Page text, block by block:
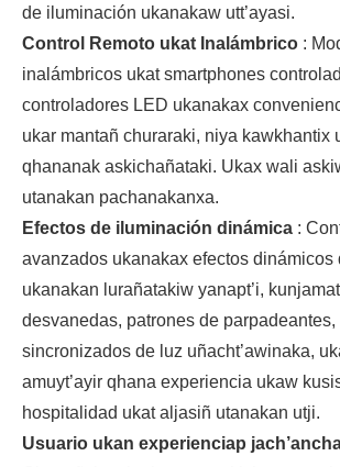
de iluminación ukanakaw utt’ayasi.
Control Remoto ukat Inalámbrico :
inalámbricos ukat smartphones
controladores LED ukanakax
ukar mantañ churaraki, niya kawkhantix
qhananak askichañataki. Ukax wali
utanakan pachanakanxa.
Efectos de iluminación dinámica :
avanzados ukanakax efectos dinámicos
ukanakan lurañatakiw yanapt’i,
desvanedas, patrones de
sincronizados de luz uñacht’awinaka,
amuyt’ayir qhana experiencia ukaw
hospitalidad ukat aljasiñ utanakan utji.
Usuario ukan experienciap